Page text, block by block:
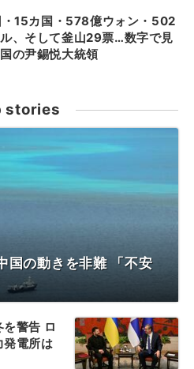
15カ国・578億ウォン・502
、そして釜山29票…数字で見
の尹錫悦大統領
stories
国の動きを非難 「不安
警告 ロ
発電所は